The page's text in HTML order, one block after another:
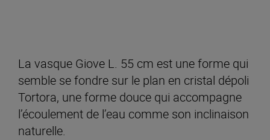
La vasque Giove L. 55 cm est une forme qui
semble se fondre sur le plan en cristal dépoli
Tortora, une forme douce qui accompagne
l’écoulement de l’eau comme son inclinaison
naturelle.